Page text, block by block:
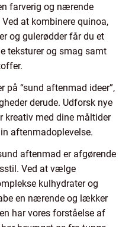
farverig og nærende
at kombinere quinoa,
og gulerødder får du et
teksturer og smag samt
på “sund aftenmad ideer”,
derude. Udforsk nye
med dine måltider
aftenmadoplevelse.
aftenmad er afgørende
Ved at vælge
kulhydrater og
en nærende og lækker
har vores forståelse af